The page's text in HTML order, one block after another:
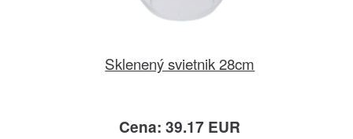
Sklenený svietnik 28cm
Cena: 39.17 EUR